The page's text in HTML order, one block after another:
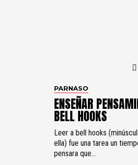
PARNASO
ENSEÑAR
BELL HOOKS
Leer a bell hooks
ella) fue una tarea un
pensara que...